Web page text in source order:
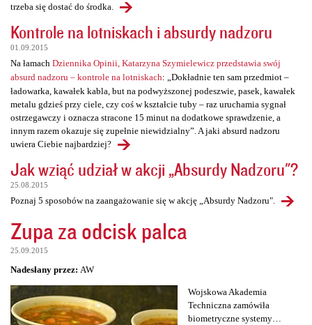
trzeba się dostać do środka.
Kontrole na lotniskach i absurdy nadzoru
01.09.2015
Na łamach Dziennika Opinii, Katarzyna Szymielewicz przedstawia swój
absurd nadzoru – kontrole na lotniskach: „Dokładnie ten sam przedmiot –
ładowarka, kawałek kabla, but na podwyższonej podeszwie, pasek, kawałek
metalu gdzieś przy ciele, czy coś w kształcie tuby – raz uruchamia sygnał
ostrzegawczy i oznacza stracone 15 minut na dodatkowe sprawdzenie, a
innym razem okazuje się zupełnie niewidzialny”. A jaki absurd nadzoru
uwiera Ciebie najbardziej?
Jak wziąć udział w akcji „Absurdy Nadzoru"?
25.08.2015
Poznaj 5 sposobów na zaangażowanie się w akcję „Absurdy Nadzoru".
Zupa za odcisk palca
25.09.2015
Nadesłany przez: AW
Wojskowa Akademia
Techniczna zamówiła
biometryczne systemy…